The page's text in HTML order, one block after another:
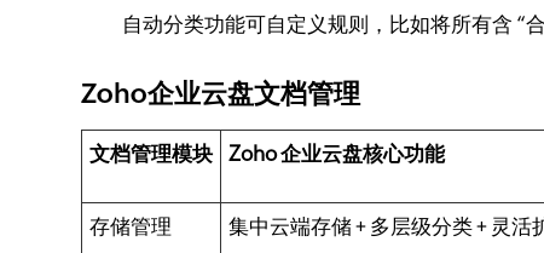
自动分类功能可自定义规则，比如将所有含 “
Zoho企业云盘文档管理
文档管理模块 Zoho 企业云盘核心功能
存储管理 集中云端存储 + 多层级分类 + 灵活